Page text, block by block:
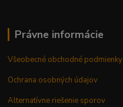
Právne informácie
Všeobecné obchodné podmienky
Ochrana osobných údajov
Alternatívne riešenie sporov